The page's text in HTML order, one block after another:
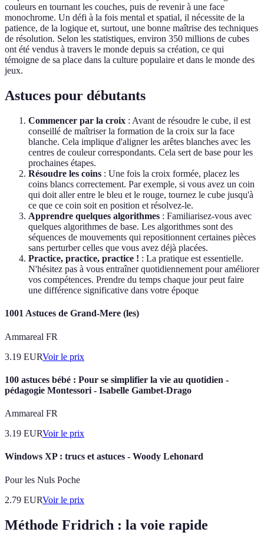
couleurs en tournant les couches, puis de revenir à une face
monochrome. Un défi à la fois mental et spatial, il nécessite de la
patience, de la logique et, surtout, une bonne maîtrise des techniques
de résolution. Selon les statistiques, environ 350 millions de cubes
ont été vendus à travers le monde depuis sa création, ce qui
témoigne de sa place dans la culture populaire et dans le monde des
jeux.
Astuces pour débutants
Commencer par la croix : Avant de résoudre le cube, il est
conseillé de maîtriser la formation de la croix sur la face
blanche. Cela implique d'aligner les arêtes blanches avec les
centres de couleur correspondants. Cela sert de base pour les
prochaines étapes.
Résoudre les coins : Une fois la croix formée, placez les
coins blancs correctement. Par exemple, si vous avez un coin
qui doit aller entre le bleu et le rouge, tournez le cube jusqu'à
ce que ce coin soit en position et résolvez-le.
Apprendre quelques algorithmes : Familiarisez-vous avec
quelques algorithmes de base. Les algorithmes sont des
séquences de mouvements qui repositionnent certaines pièces
sans perturber celles que vous avez déjà placées.
Practice, practice, practice ! : La pratique est essentielle.
N'hésitez pas à vous entraîner quotidiennement pour améliorer
vos compétences. Prendre du temps chaque jour peut faire
une différence significative dans votre époque
1001 Astuces de Grand-Mere (les)
Ammareal FR
3.19 EURVoir le prix
100 astuces bébé : Pour se simplifier la vie au quotidien -
pédagogie Montessori - Isabelle Gambet-Drago
Ammareal FR
3.19 EURVoir le prix
Windows XP : trucs et astuces - Woody Lehonard
Pour les Nuls Poche
2.79 EURVoir le prix
Méthode Fridrich : la voie rapide